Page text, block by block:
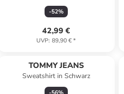
-52%
42,99 €
UVP: 89,90 €*
TOMMY JEANS
Sweatshirt in Schwarz